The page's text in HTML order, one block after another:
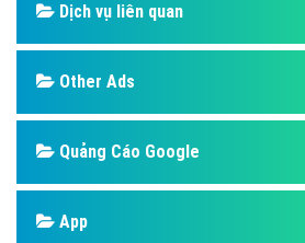
Dịch vụ liên quan
Other Ads
Quảng Cáo Google
App